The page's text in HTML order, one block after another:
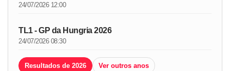
24/07/2026 12:00
TL1 - GP da Hungria 2026
24/07/2026 08:30
Resultados de 2026 Ver outros anos